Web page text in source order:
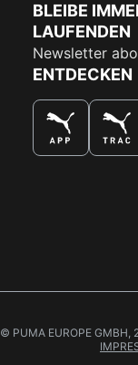
BLEIBE
LAUFENDEN
Newsletter
ENTDECKEN
© PUMA EUROPE GMBH,